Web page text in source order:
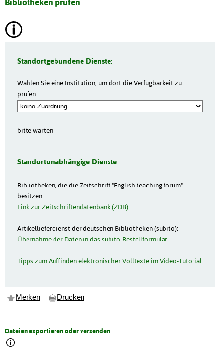
Bibliotheken prüfen
Standortgebundene Dienste:
Wählen Sie eine Institution, um dort die Verfügbarkeit zu
prüfen:
bitte warten
Standortunabhängige Dienste
Bibliotheken, die die Zeitschrift "English teaching forum"
besitzen:
Link zur Zeitschriftendatenbank (ZDB)
Artikellieferdienst der deutschen Bibliotheken (subito):
Übernahme der Daten in das subito-Bestellformular
Tipps zum Auffinden elektronischer Volltexte im Video-Tutorial
Merken Drucken
Dateien exportieren oder versenden